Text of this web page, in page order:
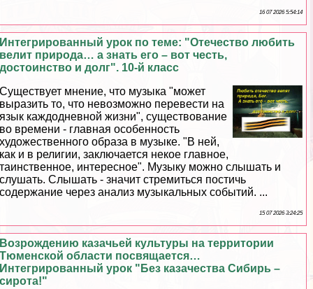
16 07 2026 5:54:14
Интегрированный урок по теме: "Отечество любить
велит природа… а знать его – вот честь,
достоинство и долг". 10-й класс
Существует мнение, что музыка "может
выразить то, что невозможно перевести на
язык каждодневной жизни", существование
во времени - главная особенность
художественного образа в музыке. "В ней,
как и в религии, заключается некое главное,
таинственное, интересное". Музыку можно слышать и
слушать. Слышать - значит стремиться постичь
содержание через анализ музыкальных событий. ...
15 07 2026 3:24:25
Возрождению казачьей культуры на территории
Тюменской области посвящается…
Интегрированный урок "Без казачества Сибирь –
сирота!"